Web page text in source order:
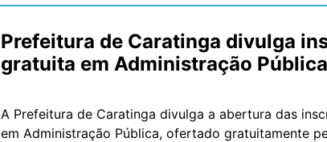
Prefeitura de Caratinga divulga
gratuita em Administração
A Prefeitura de Caratinga divulga a abertura das
em Administração Pública, ofertado gratuitamente